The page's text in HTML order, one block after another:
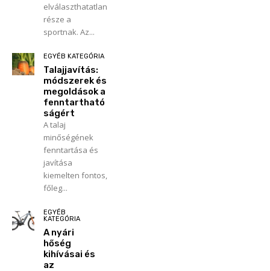
elválaszthatatlan
része a
sportnak. Az...
EGYÉB KATEGÓRIA
Talajjavítás:
módszerek és
megoldások a
fenntartható
ságért
A talaj
minőségének
fenntartása és
javítása
kiemelten fontos,
főleg...
EGYÉB
KATEGÓRIA
A nyári
hőség
kihívásai és
az